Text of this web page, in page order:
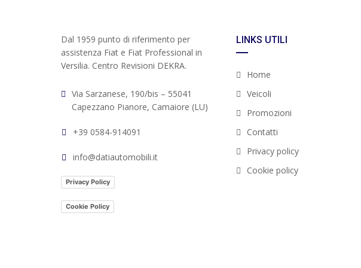
Dal 1959 punto di riferimento per
assistenza Fiat e Fiat Professional in
Versilia. Centro Revisioni DEKRA.
Via Sarzanese, 190/bis – 55041
Capezzano Pianore, Camaiore (LU)
+39 0584-914091
info@datiautomobili.it
Privacy Policy
Cookie Policy
LINKS UTILI
Home
Veicoli
Promozioni
Contatti
Privacy policy
Cookie policy